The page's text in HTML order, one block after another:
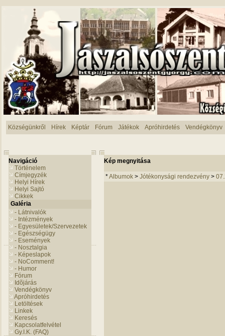
Községünkről Hírek Képtár Fórum Játékok Apróhirdetés Vendégkönyv
Navigáció
Történelem
Címjegyzék
Helyi Hírek
Helyi Sajtó
Cikkek
Galéria
- Látnivalók
- Intézmények
- Egyesületek/Szervezetek
- Egészségügy
- Események
- Nosztalgia
- Képeslapok
- NoComment!
- Humor
Fórum
Idõjárás
Vendégkönyv
Apróhirdetés
Letöltések
Linkek
Keresés
Kapcsolatfelvétel
Gy.I.K. (FAQ)
Kép megnyitása
*Albumok > Jótékonysági rendezvény >